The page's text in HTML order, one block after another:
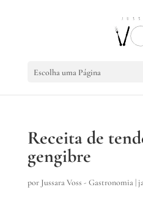
Escolha uma Página
Receita de
gengibre
por Jussara Voss - Gastronomia|